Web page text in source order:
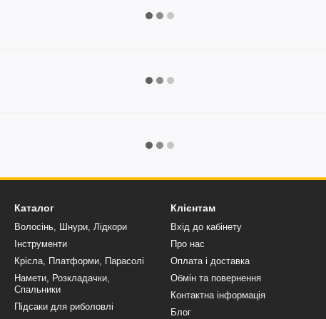
Каталог
Волосінь, Шнури, Лідкори
Інструменти
Крісла, Платформи, Парасолі
Намети, Розкладачки,
Спальники
Підсаки для риболовлі
Клієнтам
Вхід до кабінету
Про нас
Оплата і доставка
Обмін та повернення
Контактна інформація
Блог